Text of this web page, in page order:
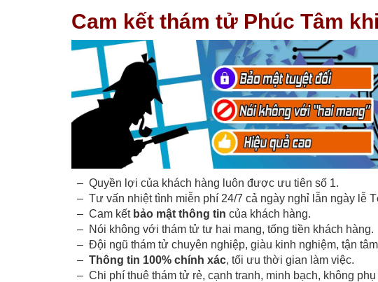
Cam kết thám tử Phúc Tâm
– Quyền lợi của khách hàng luôn được ưu tiên số 1.
– Tư vấn nhiệt tình miễn phí 24/7 cả ngày nghỉ lẫn ngày lễ
– Cam kết bảo mật thông tin của khách hàng.
– Nói không với thám tử tư hai mang, tống tiền khách hàng.
– Đội ngũ thám tử chuyên nghiệp, giàu kinh nghiệm, tận
– Thông tin 100% chính xác, tối ưu thời gian làm việc.
– Chi phí thuê thám tử rẻ, cạnh tranh, minh bạch, không phụ